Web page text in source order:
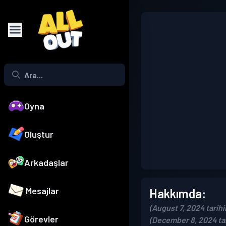
Oyna
Oluştur
Arkadaşlar
Mesajlar
Görevler
Hakkımda:
(August 7, 2024
(December 8, 2024